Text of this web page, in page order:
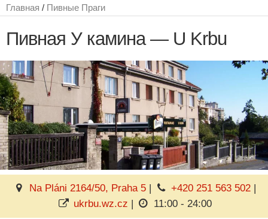
Главная / Пивные Праги
Пивная У камина — U Krbu
Na Pláni 2164/50, Praha 5| +420 251 563 502 |
ukrbu.wz.cz | 11:00 - 24:00